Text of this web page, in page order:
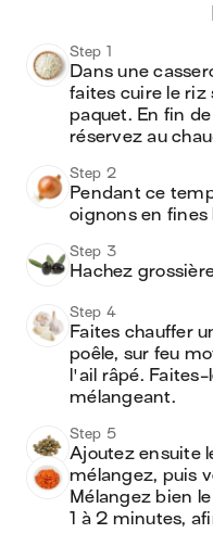
Step 1
Dans une
faites cuire le riz
paquet. En fin
réservez au
Step 2
Pendant ce
oignons en fines
Step 3
Hachez
Step 4
Faites chauffer
poêle, sur feu
l'ail râpé.
mélangeant.
Step 5
Ajoutez ensuite
mélangez, puis
Mélangez bien
1 à 2 minutes,